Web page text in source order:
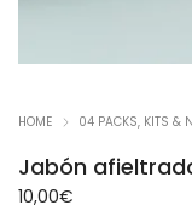
HOME 04 PACKS, KITS &
Jabón
10,00€